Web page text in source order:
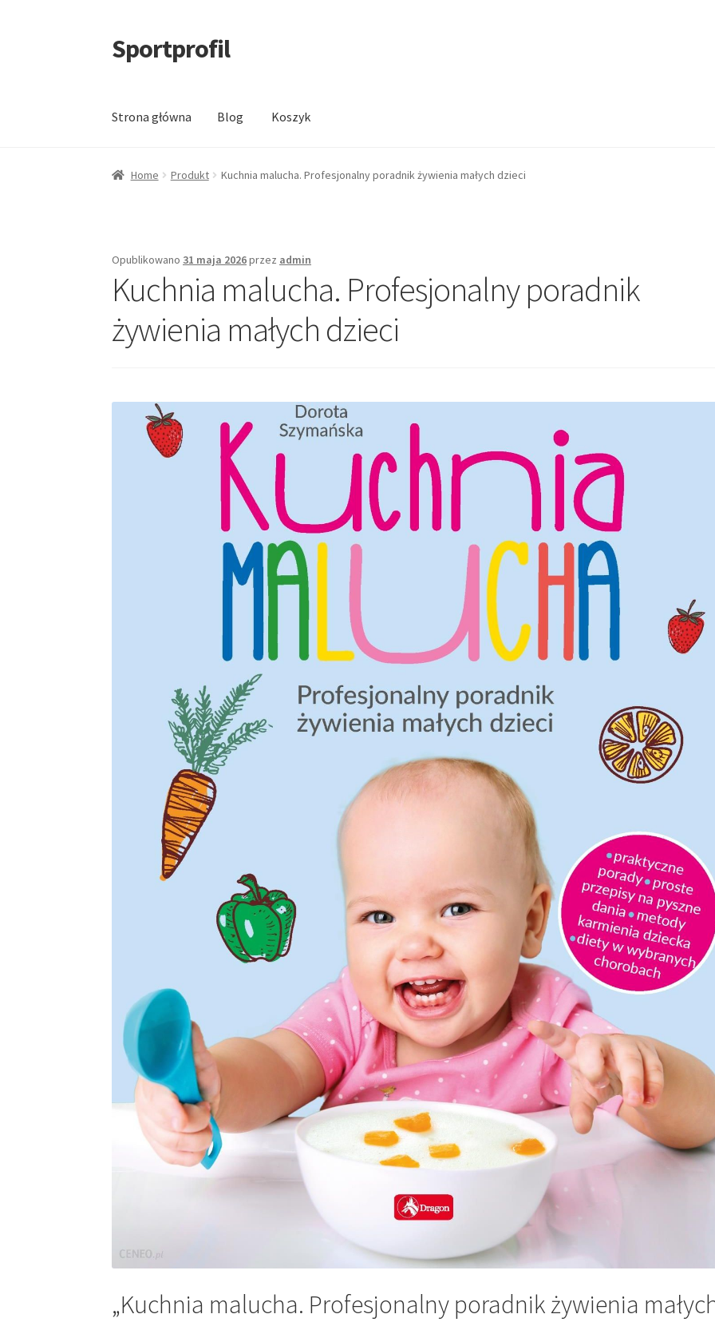
Przejdź
do
Przejdź
do
Sportprofil
Strona główna Blog Koszyk
Strona głównaBlog Koszyk
Home Produkt Kuchnia malucha. Profesjonalny poradnik żywienia małych dzieci
Opublikowano 31 maja 2026przez admin
Kuchnia malucha. Profesjonalny poradnik
żywienia małych dzieci
„Kuchnia malucha. Profesjonalny poradnik żywienia